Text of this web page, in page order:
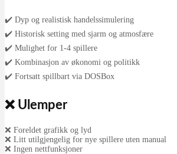
✔️ Dyp og realistisk handelssimulering
✔️ Historisk setting med sjarm og atmosfære
✔️ Mulighet for 1-4 spillere
✔️ Kombinasjon av økonomi og politikk
✔️ Fortsatt spillbart via DOSBox
❌ Ulemper
❌ Foreldet grafikk og lyd
❌ Litt utilgjengelig for nye spillere uten manual
❌ Ingen nettfunksjoner